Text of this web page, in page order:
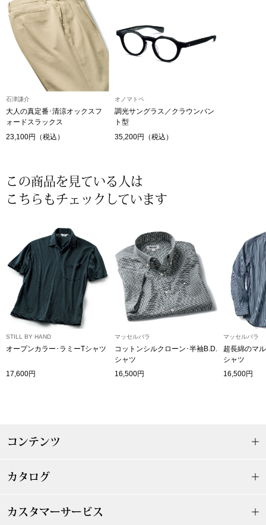
セイコー〉マウリッツハイス美術館公認フェ
ルメールオマージュウオッチ
ランド
すべて見る
プ
ザ･ノース･フ
ヘリーハンセン
カンタベリー
金谷製靴
おすすめ特集
石津謙介
大人の真定番･清涼オックスフ
ォードスラックス
23,100円（税込）
オノマトペ
調光サングラス／クラウンパン
ト型
35,200円（税込）
この商品を見ている人は
こちらもチェックしています
STILL BY HAND
オープンカラー･ラミーTシャツ
17,600円
マッセルバラ
コットンシルクローン･半袖B.D.
シャツ
16,500円
マッセルバラ
超長綿のマ
シャツ
16,500円
コンテンツ
カタログ
カスタマーサービス